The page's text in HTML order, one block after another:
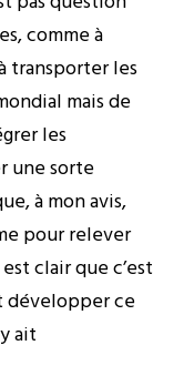
comme à
transporter les
mais de
les
une sorte
à mon avis,
pour relever
clair que c’est
développer ce
ait